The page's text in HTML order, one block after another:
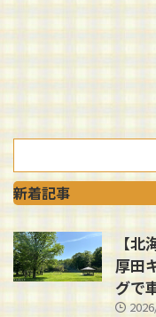
新着記事
【
厚田
グで